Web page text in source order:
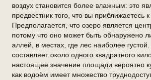
воздух становится более влажным: это
предвестник того, что вы приближаетесь к
Предполагается, что озеро является
потому что оно может быть обнаружено
аллей, в местах, где лес наиболее
составляет около одного квадратного
настоящее значение площади вероятно
как водоём имеет множество